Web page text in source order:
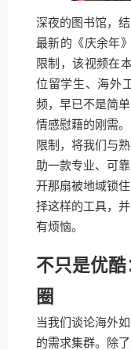
深夜的图书馆，
最新的《庆余年
限制，该视频在
位留学生、海外
频，早已不是简
情感慰藉的刚需
限制，将我们与
助一款专业、可
开那扇被地域锁
择这样的工具，
有烦恼。
不只是优
圈
当我们谈论海外
的需求集群。除